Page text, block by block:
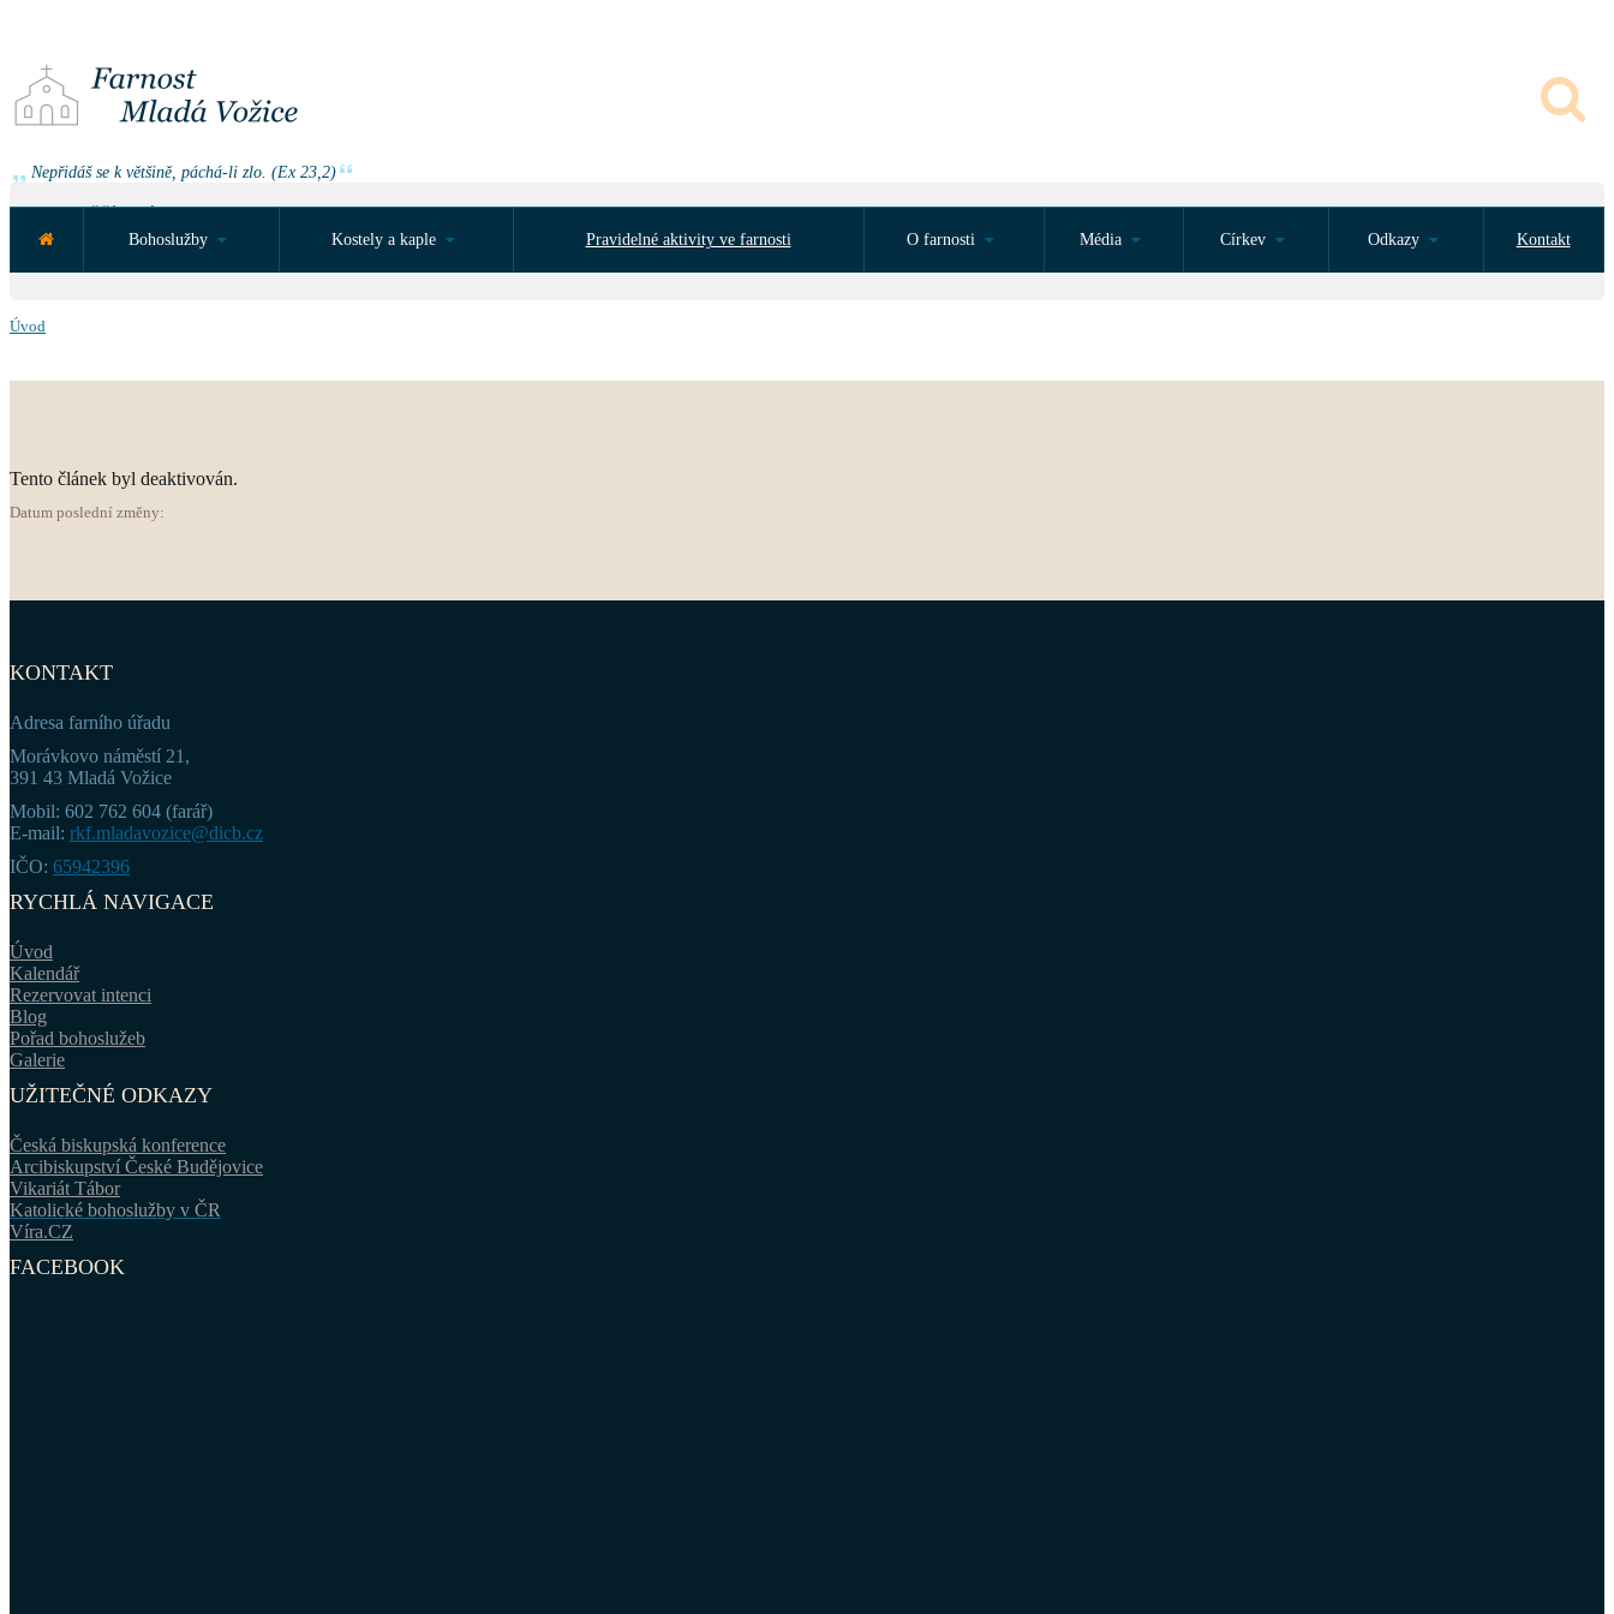
Nepřidáš se k většině, páchá-li zlo. (Ex 23,2)
Bohoslužby
Kostely a kaple Pravidelné aktivity ve farnosti O farnosti Média Církev Odkazy Kontakt
Úvod
Tento článek byl deaktivován.
Datum poslední změny:
KONTAKT
Adresa farního úřadu
Morávkovo náměstí 21,
391 43 Mladá Vožice
Mobil: 602 762 604 (farář)
E-mail: rkf.mladavozice@dicb.cz
IČO: 65942396
RYCHLÁ NAVIGACE
Úvod
Kalendář
Rezervovat intenci
Blog
Pořad bohoslužeb
Galerie
UŽITEČNÉ ODKAZY
Česká biskupská konference
Arcibiskupství České Budějovice
Vikariát Tábor
Katolické bohoslužby v ČR
Víra.CZ
FACEBOOK